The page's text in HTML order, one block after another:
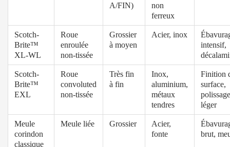
A/FIN)
non
ferreux
Scotch-
Brite™
XL-WL
Roue
enroulée
non-tissée
Grossier
à moyen
Acier, inox
intensif,
Scotch-
Brite™
EXL
Roue
convoluted
non-tissée
Très fin
à fin
Inox,
aluminium,
métaux
tendres
Finition
surface,
polissage
léger
Meule
corindon
classique
Meule liée Grossier
Acier,
fonte
brut,